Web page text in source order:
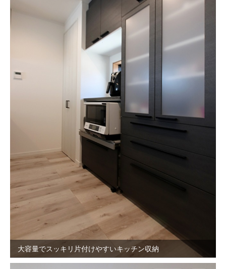
大容量でスッキリ片付けやすいキッチン収納